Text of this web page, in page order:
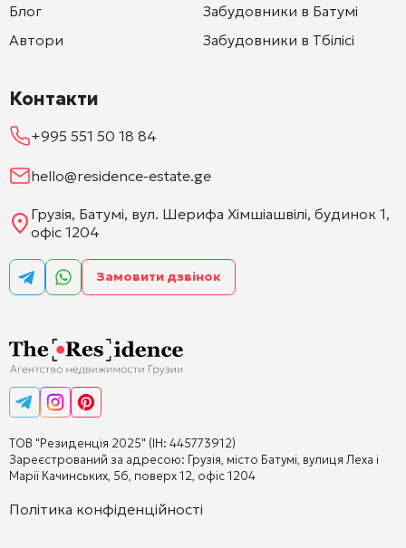
ТОВ "Резиденція 2025" (ІН: 445773912)
Зареєстрований за адресою: Грузія, місто Батумі, вулиця Леха і
Марії Качинських, 5б, поверх 12, офіс 1204
Політика конфіденційності
Блог
Автори
Забудовники в Батумі
Забудовники в Тбілісі
Контакти
+995 551 50 18 84
hello@residence-estate.ge
Грузія, Батумі, вул. Шерифа Хімшіашвілі, будинок 1,
офіс 1204
Замовити дзвінок